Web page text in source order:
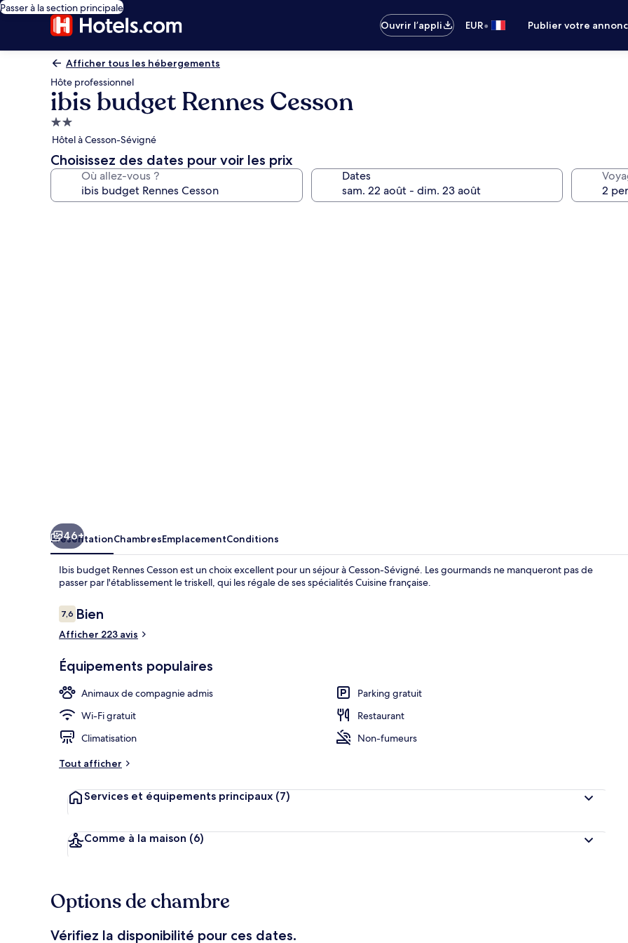
Passer à la section principale
Ouvrir l’appli
EUR• Publier votre
Afficher tous les hébergements
Hôte professionnel
ibis budget Rennes Cesson
Hébergement
2.0 étoiles
Hôtel à Cesson-Sévigné
Choisissez des dates pour voir les prix
Où allez-vous ? Dates
Petit déjeuner buffet servi en supplément en semaine
Chambre
46+
PrésentationChambresEmplacementConditions
Ibis budget Rennes Cesson est un choix excellent pour un séjour à Cesson-Sévigné. Les gourmands ne manqueront pas de
passer par l'établissement le triskell, qui les régale de ses spécialités Cuisine française.
Avis
voyageurs
7,67,6 sur 10
Bien
Afficher 223 avis
Équipements populaires
Animaux de compagnie admis
Parking gratuit
Wi-Fi gratuit
Restaurant
Climatisation
Non-fumeurs
Tout afficher
Services et équipements principaux (7)
Comme à la maison (6)
Options de chambre
Vérifiez la disponibilité pour ces dates.